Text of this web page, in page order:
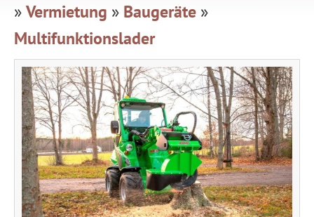
»Vermietung » Baugeräte »
Multifunktionslader